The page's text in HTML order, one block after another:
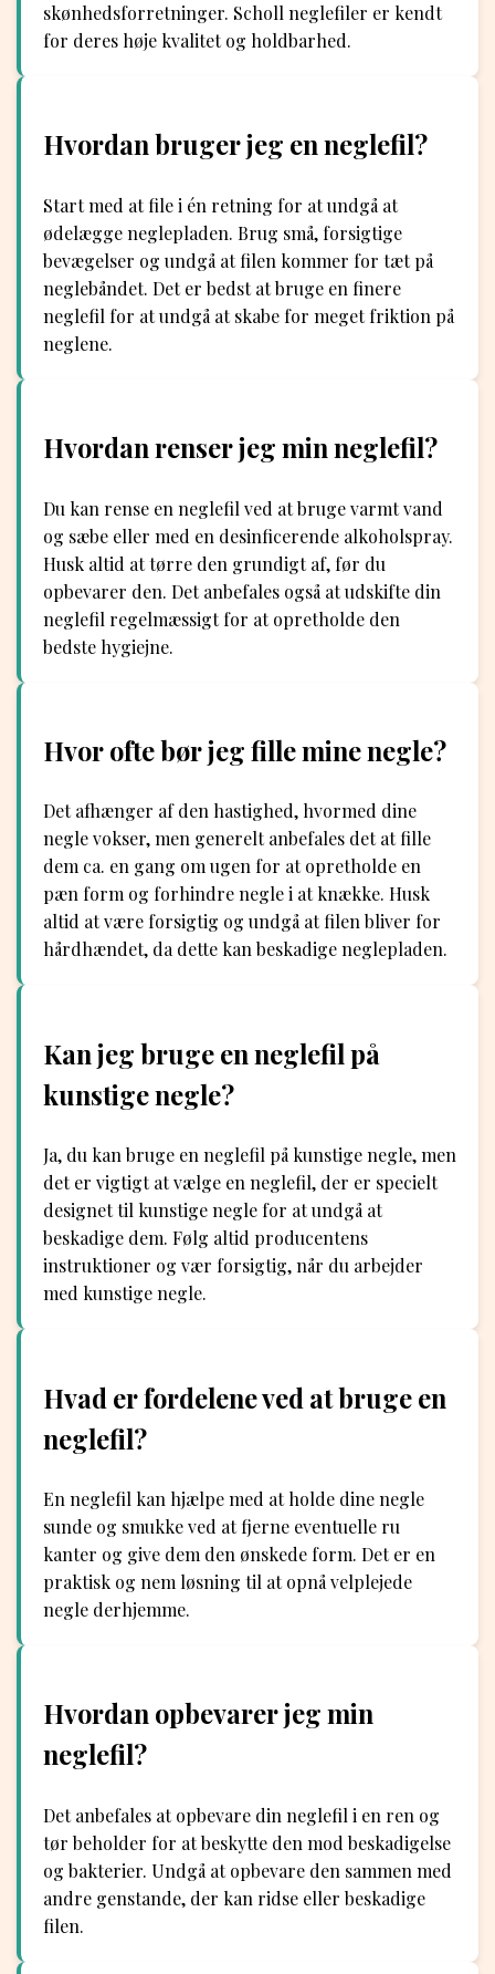
skønhedsforretninger. Scholl neglefiler er kendt
for deres høje kvalitet og holdbarhed.
Hvordan bruger jeg en neglefil?
Start med at file i én retning for at undgå at
ødelægge neglepladen. Brug små, forsigtige
bevægelser og undgå at filen kommer for tæt på
neglebåndet. Det er bedst at bruge en finere
neglefil for at undgå at skabe for meget friktion på
neglene.
Hvordan renser jeg min neglefil?
Du kan rense en neglefil ved at bruge varmt vand
og sæbe eller med en desinficerende alkoholspray.
Husk altid at tørre den grundigt af, før du
opbevarer den. Det anbefales også at udskifte din
neglefil regelmæssigt for at opretholde den
bedste hygiejne.
Hvor ofte bør jeg fille mine negle?
Det afhænger af den hastighed, hvormed dine
negle vokser, men generelt anbefales det at fille
dem ca. en gang om ugen for at opretholde en
pæn form og forhindre negle i at knække. Husk
altid at være forsigtig og undgå at filen bliver for
hårdhændet, da dette kan beskadige neglepladen.
Kan jeg bruge en neglefil på
kunstige negle?
Ja, du kan bruge en neglefil på kunstige negle, men
det er vigtigt at vælge en neglefil, der er specielt
designet til kunstige negle for at undgå at
beskadige dem. Følg altid producentens
instruktioner og vær forsigtig, når du arbejder
med kunstige negle.
Hvad er fordelene ved at bruge en
neglefil?
En neglefil kan hjælpe med at holde dine negle
sunde og smukke ved at fjerne eventuelle ru
kanter og give dem den ønskede form. Det er en
praktisk og nem løsning til at opnå velplejede
negle derhjemme.
Hvordan opbevarer jeg min
neglefil?
Det anbefales at opbevare din neglefil i en ren og
tør beholder for at beskytte den mod beskadigelse
og bakterier. Undgå at opbevare den sammen med
andre genstande, der kan ridse eller beskadige
filen.